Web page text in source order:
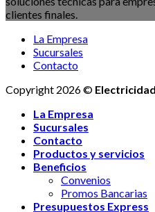
clientes finales.
La Empresa
Sucursales
Contacto
Copyright 2026 © Electricidad
La Empresa
Sucursales
Contacto
Productos y servicios
Beneficios
Convenios
Promos Bancarias
Presupuestos Express